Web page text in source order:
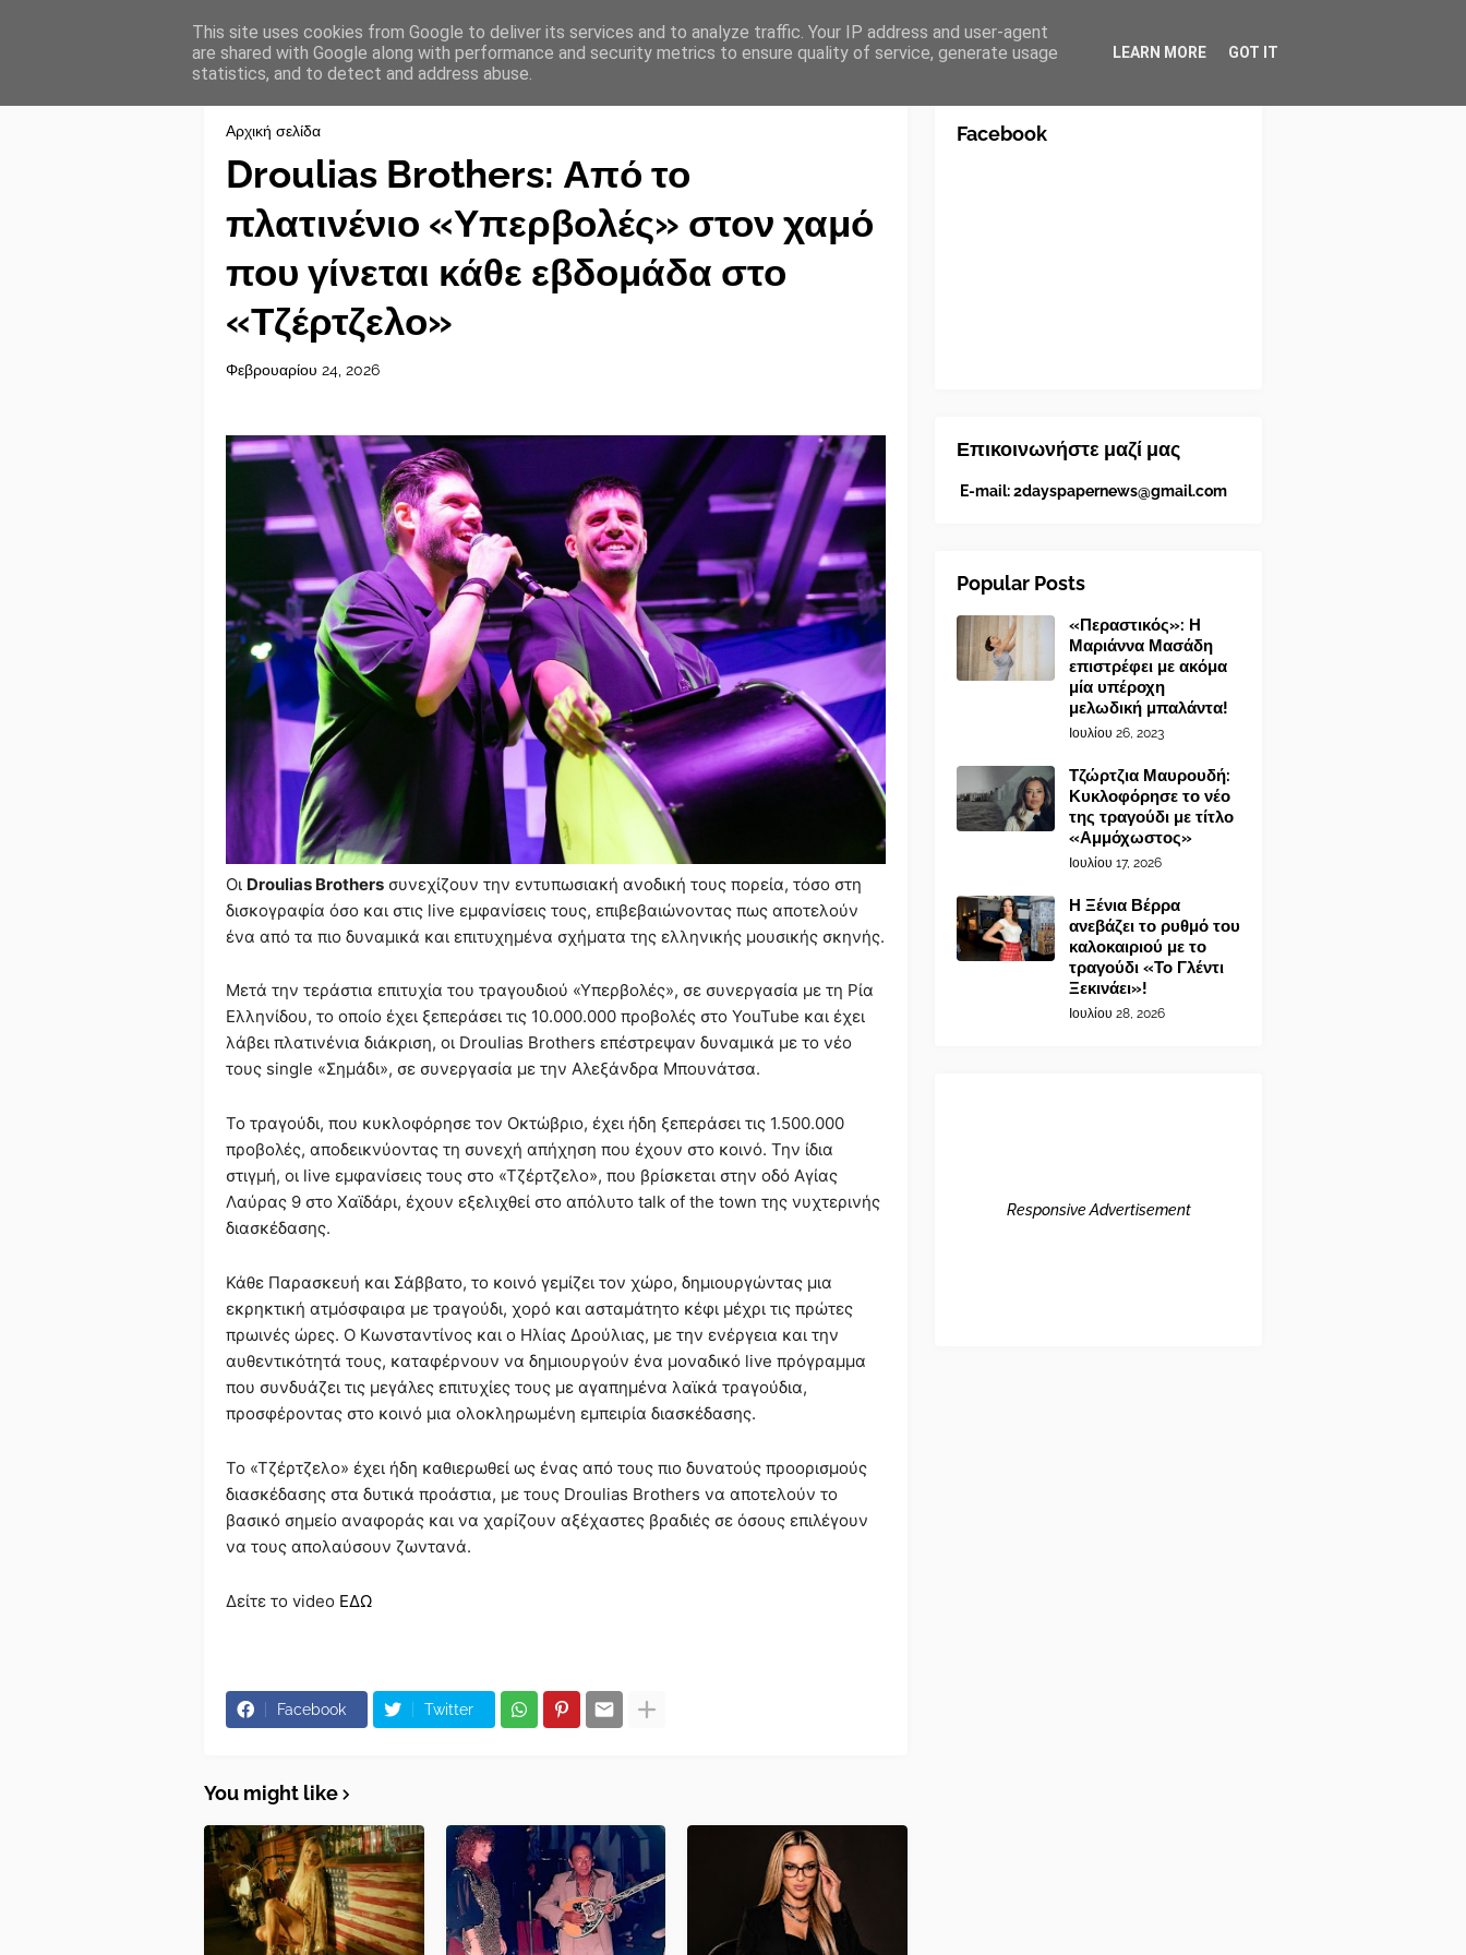
Αρχική σελίδα
Droulias Brothers: Από το
πλατινένιο «Υπερβολές» στον χαμό
που γίνεται κάθε εβδομάδα στο
«Τζέρτζελο»
Φεβρουαρίου 24, 2026
Οι Droulias Brothers συνεχίζουν την εντυπωσιακή ανοδική τους πορεία, τόσο στη
δισκογραφία όσο και στις live εμφανίσεις τους, επιβεβαιώνοντας πως αποτελούν
ένα από τα πιο δυναμικά και επιτυχημένα σχήματα της ελληνικής μουσικής σκηνής.
Μετά την τεράστια επιτυχία του τραγουδιού «Υπερβολές», σε συνεργασία με τη Ρία
Ελληνίδου, το οποίο έχει ξεπεράσει τις 10.000.000 προβολές στο YouTube και έχει
λάβει πλατινένια διάκριση, οι Droulias Brothers επέστρεψαν δυναμικά με το νέο
τους single «Σημάδι», σε συνεργασία με την Αλεξάνδρα Μπουνάτσα.
Το τραγούδι, που κυκλοφόρησε τον Οκτώβριο, έχει ήδη ξεπεράσει τις 1.500.000
προβολές, αποδεικνύοντας τη συνεχή απήχηση που έχουν στο κοινό. Την ίδια
στιγμή, οι live εμφανίσεις τους στο «Τζέρτζελο», που βρίσκεται στην οδό Αγίας
Λαύρας 9 στο Χαϊδάρι, έχουν εξελιχθεί στο απόλυτο talk of the town της νυχτερινής
διασκέδασης.
Κάθε Παρασκευή και Σάββατο, το κοινό γεμίζει τον χώρο, δημιουργώντας μια
εκρηκτική ατμόσφαιρα με τραγούδι, χορό και ασταμάτητο κέφι μέχρι τις πρώτες
πρωινές ώρες. Ο Κωνσταντίνος και ο Ηλίας Δρούλιας, με την ενέργεια και την
αυθεντικότητά τους, καταφέρνουν να δημιουργούν ένα μοναδικό live πρόγραμμα
που συνδυάζει τις μεγάλες επιτυχίες τους με αγαπημένα λαϊκά τραγούδια,
προσφέροντας στο κοινό μια ολοκληρωμένη εμπειρία διασκέδασης.
Το «Τζέρτζελο» έχει ήδη καθιερωθεί ως ένας από τους πιο δυνατούς προορισμούς
διασκέδασης στα δυτικά προάστια, με τους Droulias Brothers να αποτελούν το
βασικό σημείο αναφοράς και να χαρίζουν αξέχαστες βραδιές σε όσους επιλέγουν
να τους απολαύσουν ζωντανά.
Δείτε το video ΕΔΩ
Facebook Twitter
You might like
Facebook
Επικοινωνήστε μαζί μας
E-mail:2dayspapernews@gmail.com
Popular Posts
«Περαστικός»: Η
Μαριάννα Μασάδη
επιστρέφει με ακόμα
μία υπέροχη
μελωδική μπαλάντα!
Ιουλίου 26, 2023
Τζώρτζια Μαυρουδή:
Κυκλοφόρησε το νέο
της τραγούδι με τίτλο
«Αμμόχωστος»
Ιουλίου 17, 2026
Η Ξένια Βέρρα
ανεβάζει το ρυθμό του
καλοκαιριού με το
τραγούδι «Το Γλέντι
Ξεκινάει»!
Ιουλίου 28, 2026
Responsive Advertisement
This site uses cookies from Google to deliver its services and to analyze traffic. Your IP address and user-agent
are shared with Google along with performance and security metrics to ensure quality of service, generate usage
statistics, and to detect and address abuse.
LEARN MORE GOT IT